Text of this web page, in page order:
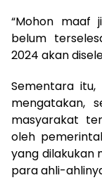
“Mohon maaf
belum
2024 akan
Sementara
mengatakan,
masyarakat
oleh
yang dilakukan
para ahli-